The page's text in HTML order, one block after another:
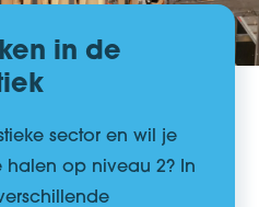
in de
sector en wil je
halen op niveau 2? In